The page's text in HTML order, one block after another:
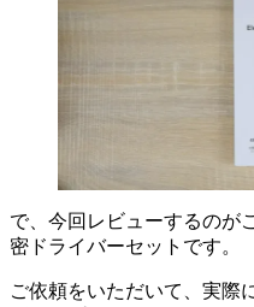
で、今回レビューするのが
密ドライバーセットです。
ご依頼をいただいて、実際